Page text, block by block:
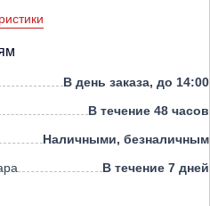
В день заказа, до 14:00
В течение 48 часов
Наличными, безналичным
В течение 7 дней